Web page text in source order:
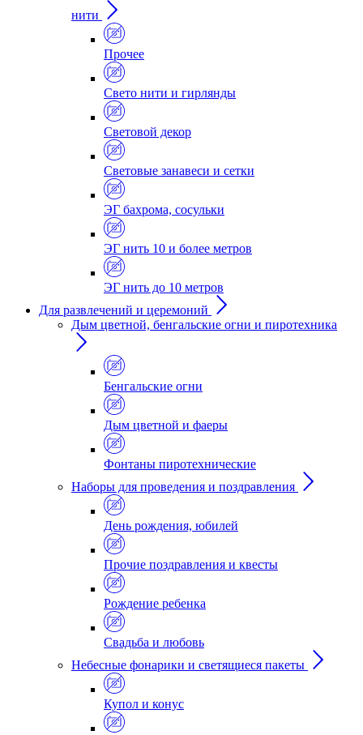
нити
Прочее
Свето нити и гирлянды
Световой декор
Световые занавеси и сетки
ЭГ бахрома, сосульки
ЭГ нить 10 и более метров
ЭГ нить до 10 метров
Для развлечений и церемоний
Дым цветной, бенгальские огни и пиротехника
Бенгальские огни
Дым цветной и фаеры
Фонтаны пиротехнические
Наборы для проведения и поздравления
День рождения, юбилей
Прочие поздравления и квесты
Рождение ребенка
Свадьба и любовь
Небесные фонарики и светящиеся пакеты
Купол и конус